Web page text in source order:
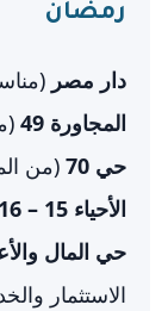
رمضان
دار مصر
المجاورة 49
حي 70
(من
الأحياء 15 – 16
حي المال
الاستثمار